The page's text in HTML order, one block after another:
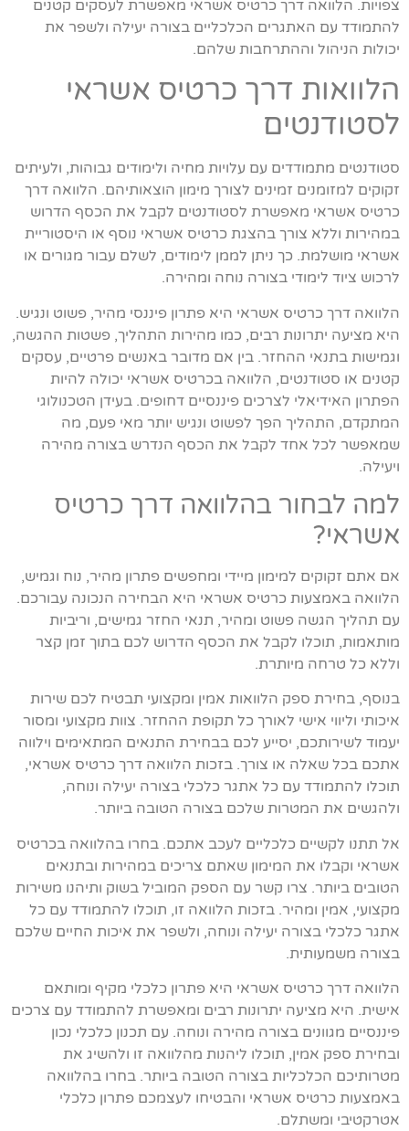
צפויות. הלוואה דרך כרטיס אשראי מאפשרת לעסקים קטנים
להתמודד עם האתגרים הכלכליים בצורה יעילה ולשפר את
יכולות הניהול וההתרחבות שלהם.
הלוואות דרך כרטיס אשראי
לסטודנטים
סטודנטים מתמודדים עם עלויות מחיה ולימודים גבוהות, ולעיתים
זקוקים למזומנים זמינים לצורך מימון הוצאותיהם. הלוואה דרך
כרטיס אשראי מאפשרת לסטודנטים לקבל את הכסף הדרוש
במהירות וללא צורך בהצגת כרטיס אשראי נוסף או היסטוריית
אשראי מושלמת. כך ניתן לממן לימודים, לשלם עבור מגורים או
לרכוש ציוד לימודי בצורה נוחה ומהירה.
הלוואה דרך כרטיס אשראי היא פתרון פיננסי מהיר, פשוט ונגיש.
היא מציעה יתרונות רבים, כמו מהירות התהליך, פשטות ההגשה,
וגמישות בתנאי ההחזר. בין אם מדובר באנשים פרטיים, עסקים
קטנים או סטודנטים, הלוואה בכרטיס אשראי יכולה להיות
הפתרון האידיאלי לצרכים פיננסיים דחופים. בעידן הטכנולוגי
המתקדם, התהליך הפך לפשוט ונגיש יותר מאי פעם, מה
שמאפשר לכל אחד לקבל את הכסף הנדרש בצורה מהירה
ויעילה.
למה לבחור בהלוואה דרך כרטיס
אשראי?
אם אתם זקוקים למימון מיידי ומחפשים פתרון מהיר, נוח וגמיש,
הלוואה באמצעות כרטיס אשראי היא הבחירה הנכונה עבורכם.
עם תהליך הגשה פשוט ומהיר, תנאי החזר גמישים, וריביות
מותאמות, תוכלו לקבל את הכסף הדרוש לכם בתוך זמן קצר
וללא כל טרחה מיותרת.
בנוסף, בחירת ספק הלוואות אמין ומקצועי תבטיח לכם שירות
איכותי וליווי אישי לאורך כל תקופת ההחזר. צוות מקצועי ומסור
יעמוד לשירותכם, יסייע לכם בבחירת התנאים המתאימים וילווה
אתכם בכל שאלה או צורך. בזכות הלוואה דרך כרטיס אשראי,
תוכלו להתמודד עם כל אתגר כלכלי בצורה יעילה ונוחה,
ולהגשים את המטרות שלכם בצורה הטובה ביותר.
אל תתנו לקשיים כלכליים לעכב אתכם. בחרו בהלוואה בכרטיס
אשראי וקבלו את המימון שאתם צריכים במהירות ובתנאים
הטובים ביותר. צרו קשר עם הספק המוביל בשוק ותיהנו משירות
מקצועי, אמין ומהיר. בזכות הלוואה זו, תוכלו להתמודד עם כל
אתגר כלכלי בצורה יעילה ונוחה, ולשפר את איכות החיים שלכם
בצורה משמעותית.
הלוואה דרך כרטיס אשראי היא פתרון כלכלי מקיף ומותאם
אישית. היא מציעה יתרונות רבים ומאפשרת להתמודד עם צרכים
פיננסיים מגוונים בצורה מהירה ונוחה. עם תכנון כלכלי נכון
ובחירת ספק אמין, תוכלו ליהנות מהלוואה זו ולהשיג את
מטרותיכם הכלכליות בצורה הטובה ביותר. בחרו בהלוואה
באמצעות כרטיס אשראי והבטיחו לעצמכם פתרון כלכלי
אטרקטיבי ומשתלם.